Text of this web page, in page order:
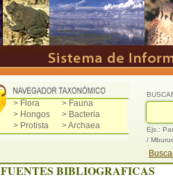
> Flora
> Fauna
> Hongos
> Bacteria
> Protista
> Archaea
Ejs.:
/
FUENTES BIBLIOGRAFICAS